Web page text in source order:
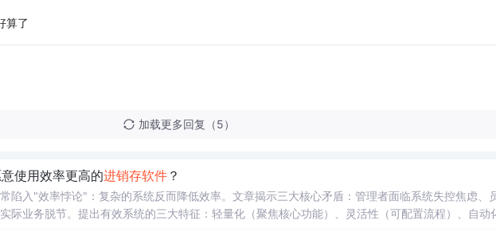
算了
加载更多回复（5）
使用效率更高的进销存软件？
陷入"效率悖论"：复杂的系统反而降低效率。文章揭示三大核心矛盾：管理者面临系统失控焦虑、
际业务脱节。提出有效系统的三大特征：轻量化（聚焦核心功能）、灵活性（可配置流程）、自动